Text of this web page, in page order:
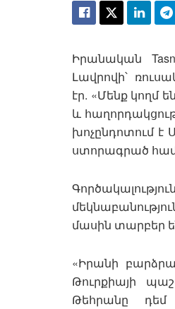
Իրանական
Լավրովի՝
էր. «Մենք
և
խոչընդոտում է
ստորագրած
մասին տարբեր
«Իրանի
Թուրքիայի
Թեհրանը